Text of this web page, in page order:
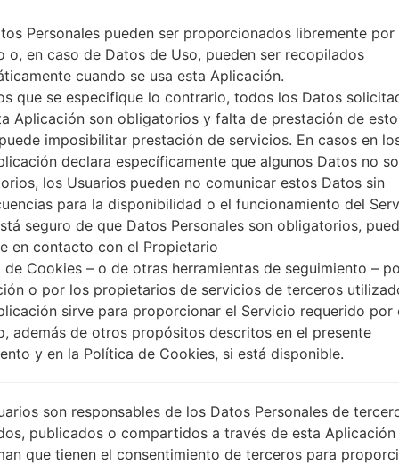
Personales pueden ser proporcionados libremente por
o, en caso de Datos de Uso, pueden ser recopilados
cuando se usa esta Aplicación.
que se especifique lo contrario, todos los Datos
Aplicación son obligatorios y falta de prestación de
imposibilitar prestación de servicios. En casos en
declara específicamente que algunos Datos no
los Usuarios pueden no comunicar estos Datos sin
para la disponibilidad o el funcionamiento del
seguro de que Datos Personales son obligatorios,
en contacto con el Propietario
de Cookies – o de otras herramientas de seguimiento –
o por los propietarios de servicios de terceros
sirve para proporcionar el Servicio requerido por
además de otros propósitos descritos en el presente
y en la Política de Cookies, si está disponible.
son responsables de los Datos Personales de
publicados o compartidos a través de esta Aplicación
que tienen el consentimiento de terceros para